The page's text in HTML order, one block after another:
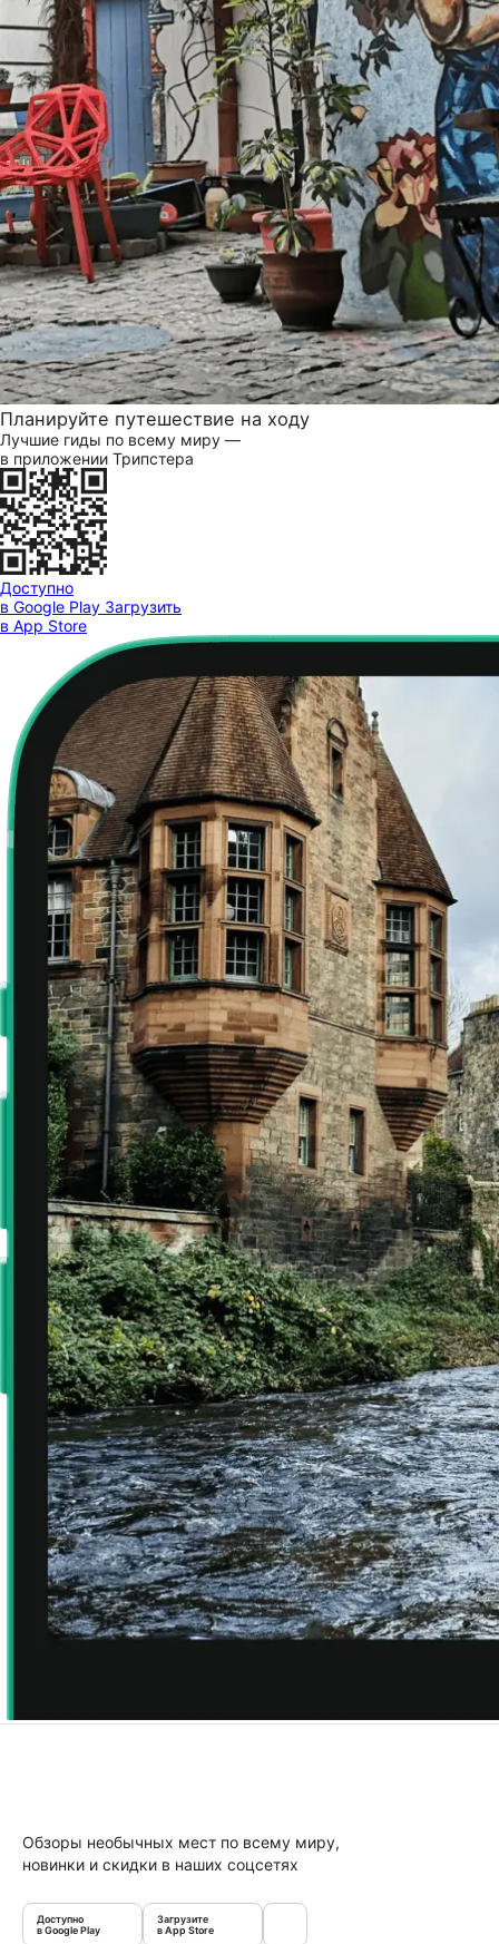
Планируйте путешествие на ходу
Лучшие гиды по всему миру —
в приложении Трипстера
Доступно
в Google Play Загрузить
в App Store
Обзоры необычных мест по всему миру,
новинки и скидки в наших соцсетях
Доступно
в Google Play
Загрузите
в App Store